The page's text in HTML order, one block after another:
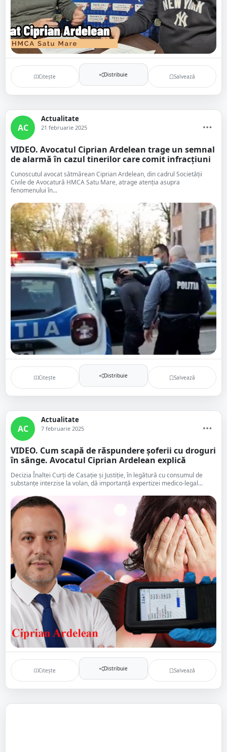
Citește Distribuie Salvează
AC
Actualitate
21 februarie 2025
VIDEO. Avocatul Ciprian Ardelean trage un semnal
de alarmă în cazul tinerilor care comit infracțiuni
Cunoscutul avocat sătmărean Ciprian Ardelean, din cadrul Societății
Civile de Avocatură HMCA Satu Mare, atrage atenția asupra
fenomenului în...
Citește Distribuie Salvează
AC
Actualitate
7 februarie 2025
VIDEO. Cum scapă de răspundere șoferii cu droguri
în sânge. Avocatul Ciprian Ardelean explică
Decizia Înaltei Curți de Casație și Justiție, în legătură cu consumul de
substanțe interzise la volan, dă importanță expertizei medico-legal...
Citește Distribuie Salvează